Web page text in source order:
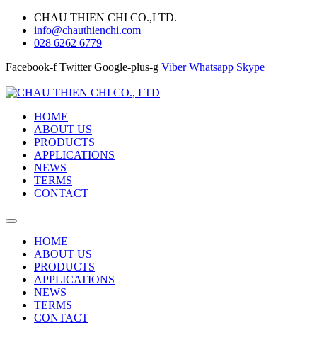
CHAU THIEN CHI CO.,LTD.
info@chauthienchi.com
028 6262 6779
Facebook-f Twitter Google-plus-g Viber Whatsapp Skype
HOME
ABOUT US
PRODUCTS
APPLICATIONS
NEWS
TERMS
CONTACT
HOME
ABOUT US
PRODUCTS
APPLICATIONS
NEWS
TERMS
CONTACT